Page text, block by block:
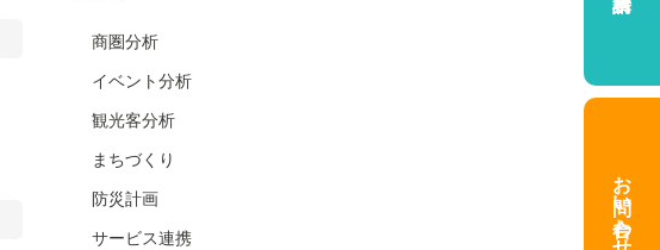
商圏分析
イベント分析
観光客分析
まちづくり
防災計画
サービス連携 お問い合わせ